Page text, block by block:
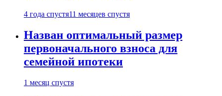
4 года спустя11 месяцев спустя
Назван оптимальный размер
первоначального взноса для
семейной ипотеки
1 месяц спустя